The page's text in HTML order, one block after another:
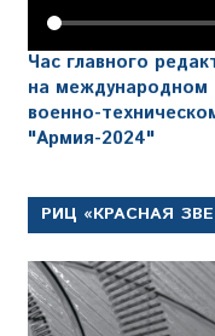
Час главного
на международном
военно-
"Армия-2024"
РИЦ «КРАСНАЯ